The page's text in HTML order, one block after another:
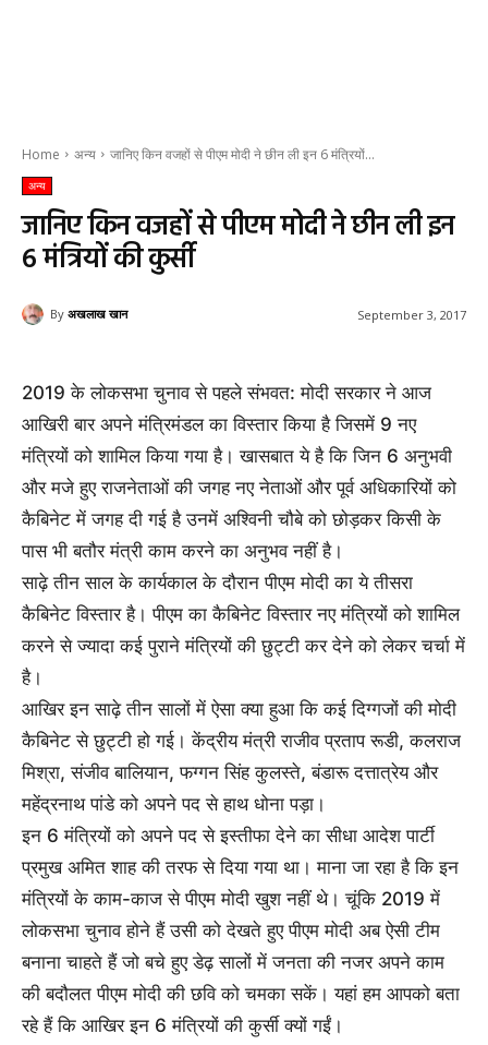
Home अन्य जानिए किन वजहों से पीएम मोदी ने छीन ली इन 6 मंत्रियों...
अन्य
जानिए किन वजहों से पीएम मोदी ने छीन ली इन
6 मंत्रियों की कुर्सी
By अखलाख खान September 3, 2017
2019 के लोकसभा चुनाव से पहले संभवत: मोदी सरकार ने आज
आखिरी बार अपने मंत्रिमंडल का विस्तार किया है जिसमें 9 नए
मंत्रियों को शामिल किया गया है। खासबात ये है कि जिन 6 अनुभवी
और मजे हुए राजनेताओं की जगह नए नेताओं और पूर्व अधिकारियों को
कैबिनेट में जगह दी गई है उनमें अश्विनी चौबे को छोड़कर किसी के
पास भी बतौर मंत्री काम करने का अनुभव नहीं है।
साढ़े तीन साल के कार्यकाल के दौरान पीएम मोदी का ये तीसरा
कैबिनेट विस्तार है। पीएम का कैबिनेट विस्तार नए मंत्रियों को शामिल
करने से ज्यादा कई पुराने मंत्रियों की छुट्टी कर देने को लेकर चर्चा में
है।
आखिर इन साढ़े तीन सालों में ऐसा क्या हुआ कि कई दिग्गजों की मोदी
कैबिनेट से छुट्टी हो गई। केंद्रीय मंत्री राजीव प्रताप रूडी, कलराज
मिश्रा, संजीव बालियान, फग्गन सिंह कुलस्ते, बंडारू दत्तात्रेय और
महेंद्रनाथ पांडे को अपने पद से हाथ धोना पड़ा।
इन 6 मंत्रियों को अपने पद से इस्तीफा देने का सीधा आदेश पार्टी
प्रमुख अमित शाह की तरफ से दिया गया था। माना जा रहा है कि इन
मंत्रियों के काम-काज से पीएम मोदी खुश नहीं थे। चूंकि 2019 में
लोकसभा चुनाव होने हैं उसी को देखते हुए पीएम मोदी अब ऐसी टीम
बनाना चाहते हैं जो बचे हुए डेढ़ सालों में जनता की नजर अपने काम
की बदौलत पीएम मोदी की छवि को चमका सकें। यहां हम आपको बता
रहे हैं कि आखिर इन 6 मंत्रियों की कुर्सी क्यों गईं।